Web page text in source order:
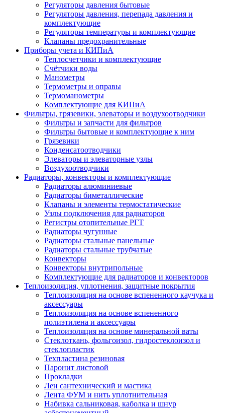
Регуляторы давления бытовые
Регуляторы давления, перепада давления и
комплектующие
Регуляторы температуры и комплектующие
Клапаны предохранительные
Приборы учета и КИПиА
Теплосчетчики и комплектующие
Счётчики воды
Манометры
Термометры и оправы
Термоманометры
Комплектующие для КИПиА
Фильтры, грязевики, элеваторы и воздухоотводчики
Фильтры и запчасти для фильтров
Фильтры бытовые и комплектующие к ним
Грязевики
Конденсатоотводчики
Элеваторы и элеваторные узлы
Воздухоотводчики
Радиаторы, конвекторы и комплектующие
Радиаторы алюминиевые
Радиаторы биметаллические
Клапаны и элементы термостатические
Узлы подключения для радиаторов
Регистры отопительные РГТ
Радиаторы чугунные
Радиаторы стальные панельные
Радиаторы стальные трубчатые
Конвекторы
Конвекторы внутрипольные
Комплектующие для радиаторов и конвекторов
Теплоизоляция, уплотнения, защитные покрытия
Теплоизоляция на основе вспененного каучука и
аксессуары
Теплоизоляция на основе вспененного
полиэтилена и аксессуары
Теплоизоляция на основе минеральной ваты
Стеклоткань, фольгоизол, гидростеклоизол и
стеклопластик
Техпластина резиновая
Паронит листовой
Прокладки
Лен сантехнический и мастика
Лента ФУМ и нить уплотнительная
Набивка сальниковая, каболка и шнур